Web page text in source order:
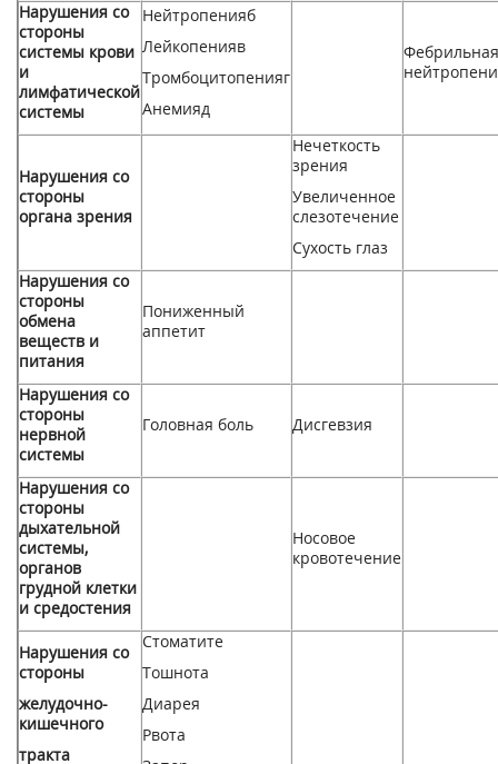
Нарушения со
стороны
системы крови
и
лимфатической
системы
Нейтропенияб
Лейкопенияв
Тромбоцитопенияг
Анемияд
Фебрильная
Нарушения со
стороны
органа зрения
Нечеткость
зрения
Увеличенное
слезотечение
Сухость глаз
Нарушения со
стороны
обмена
веществ и
питания
Пониженный
аппетит
Нарушения со
стороны
нервной
системы
Головная боль Дисгевзия
Нарушения со
стороны
дыхательной
системы,
органов
грудной клетки
и средостения
Носовое
кровотечение
Нарушения со
стороны
желудочно-
кишечного
тракта
Стоматите
Тошнота
Диарея
Рвота